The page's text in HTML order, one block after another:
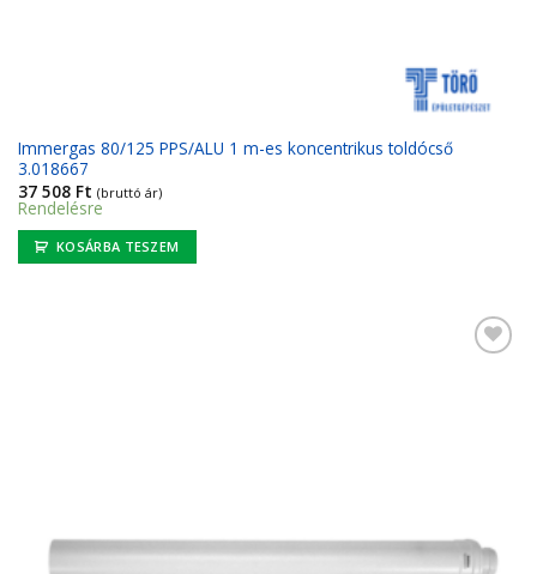
Immergas 80/125 PPS/ALU 1 m-es koncentrikus toldócső
3.018667
37 508 Ft (bruttó ár)
Rendelésre
KOSÁRBA TESZEM